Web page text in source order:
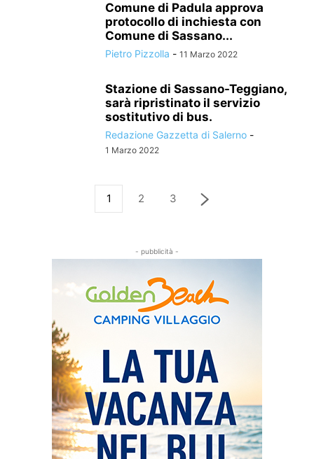
Comune di Padula approva
protocollo di inchiesta con
Comune di Sassano...
Pietro Pizzolla - 11 Marzo 2022
Stazione di Sassano-Teggiano,
sarà ripristinato il servizio
sostitutivo di bus.
Redazione Gazzetta di Salerno -
1 Marzo 2022
1 2 3
- pubblicità -